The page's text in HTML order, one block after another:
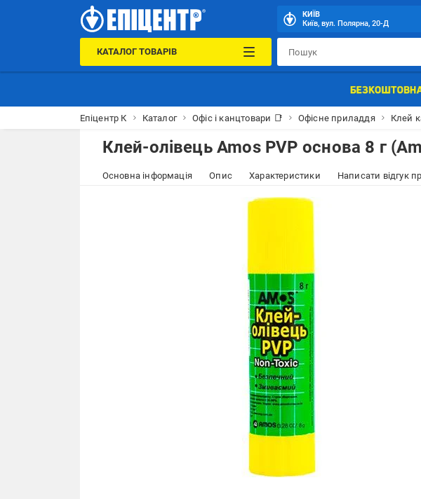
КИЇВ
Київ, вул. Полярна, 20-Д
КАТАЛОГ ТОВАРІВ
Епіцентр К Каталог Офіс і канцтовари 📑 Офісне приладдя Клей
Клей-олівець Amos PVP основа 8 г
Основна інформація Опис Характеристики Написати відгук